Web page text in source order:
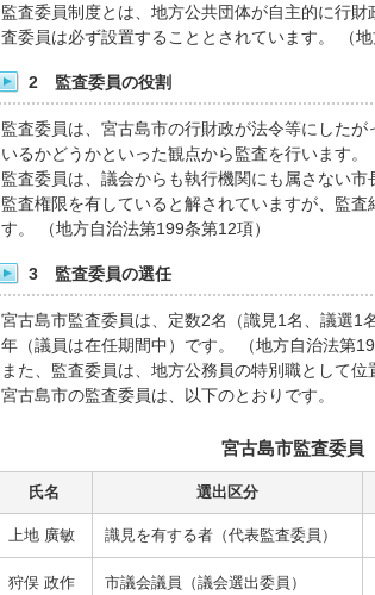
監査委員制度とは、地方公共団体が自主的に行
査委員は必ず設置することとされています。 （地
2 監査委員の役割
監査委員は、宮古島市の行財政が法令等にした
いるかどうかといった観点から監査を行います。
監査委員は、議会からも執行機関にも属さない
監査権限を有していると解されていますが、監
す。 （地方自治法第199条第12項）
3 監査委員の選任
宮古島市監査委員は、定数2名（識見1名、議選1
年（議員は在任期間中）です。 （地方自治法第
また、監査委員は、地方公務員の特別職として
宮古島市の監査委員は、以下のとおりです。
宮古島市監査委員
氏名 選出区分
上地 廣敏 識見を有する者（代表監査委員）
狩俣 政作 市議会議員（議会選出委員）